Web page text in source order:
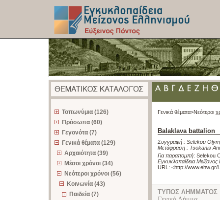
Τοπωνύμια (126)
Πρόσωπα (60)
Γεγονότα (7)
Γενικά θέματα (129)
Αρχαιότητα (39)
Μέσοι χρόνοι (34)
Νεότεροι χρόνοι (56)
Κοινωνία (43)
Παιδεία (7)
Γενικά θέματα>Νεότεροι
Balaklava battalion
Συγγραφή : Selekou
Μετάφραση : Tsokanis
Για παραπομπή: Selekou
Εγκυκλοπαίδεια
URL: <http://www.ehw.gr/
ΤΥΠΟΣ ΛΗΜΜΑΤΟΣ